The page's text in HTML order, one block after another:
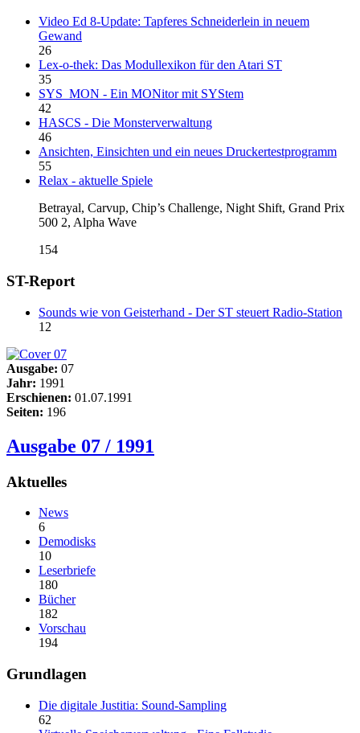
Video Ed 8-Update: Tapferes Schneiderlein in neuem
Gewand
26
Lex-o-thek: Das Modullexikon für den Atari ST
35
SYS_MON - Ein MONitor mit SYStem
42
HASCS - Die Monsterverwaltung
46
Ansichten, Einsichten und ein neues Druckertestprogramm
55
Relax - aktuelle Spiele
Betrayal, Carvup, Chip’s Challenge, Night Shift, Grand Prix
500 2, Alpha Wave
154
ST-Report
Sounds wie von Geisterhand - Der ST steuert Radio-Station
12
Ausgabe: 07
Jahr: 1991
Erschienen: 01.07.1991
Seiten: 196
Ausgabe 07 / 1991
Aktuelles
News
6
Demodisks
10
Leserbriefe
180
Bücher
182
Vorschau
194
Grundlagen
Die digitale Justitia: Sound-Sampling
62